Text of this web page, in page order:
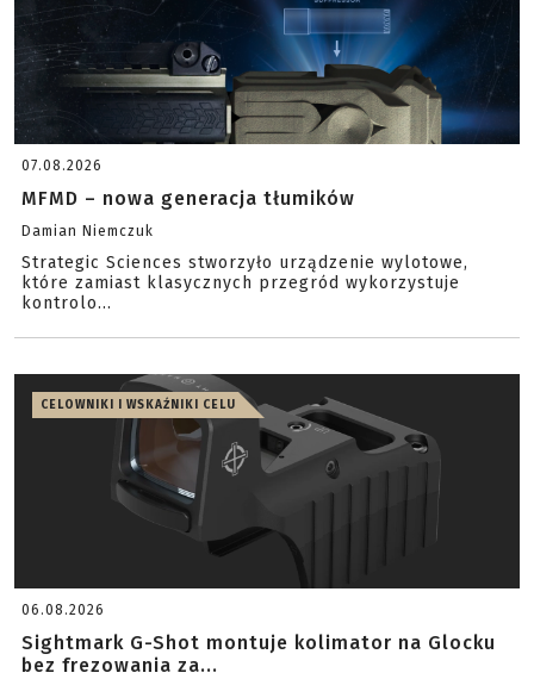
07.08.2026
MFMD – nowa generacja tłumików
Damian Niemczuk
Strategic Sciences stworzyło urządzenie wylotowe,
które zamiast klasycznych przegród wykorzystuje
kontrolo...
CELOWNIKI I WSKAŹNIKI CELU
06.08.2026
Sightmark G-Shot montuje kolimator na Glocku
bez frezowania za...